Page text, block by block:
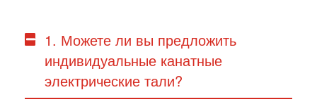
1. Можете ли вы предложить
индивидуальные канатные
электрические тали?